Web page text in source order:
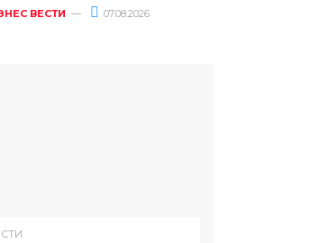
ВЕСТИ 07.08.2026